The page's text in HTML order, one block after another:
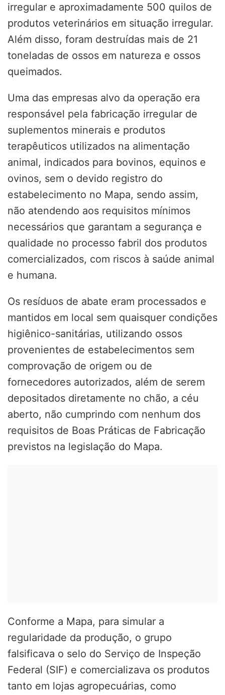
irregular e aproximadamente 500 quilos de
produtos veterinários em situação irregular.
Além disso, foram destruídas mais de 21
toneladas de ossos em natureza e ossos
queimados.
Uma das empresas alvo da operação era
responsável pela fabricação irregular de
suplementos minerais e produtos
terapêuticos utilizados na alimentação
animal, indicados para bovinos, equinos e
ovinos, sem o devido registro do
estabelecimento no Mapa, sendo assim,
não atendendo aos requisitos mínimos
necessários que garantam a segurança e
qualidade no processo fabril dos produtos
comercializados, com riscos à saúde animal
e humana.
Os resíduos de abate eram processados e
mantidos em local sem quaisquer condições
higiênico-sanitárias, utilizando ossos
provenientes de estabelecimentos sem
comprovação de origem ou de
fornecedores autorizados, além de serem
depositados diretamente no chão, a céu
aberto, não cumprindo com nenhum dos
requisitos de Boas Práticas de Fabricação
previstos na legislação do Mapa.
Conforme a Mapa, para simular a
regularidade da produção, o grupo
falsificava o selo do Serviço de Inspeção
Federal (SIF) e comercializava os produtos
tanto em lojas agropecuárias, como